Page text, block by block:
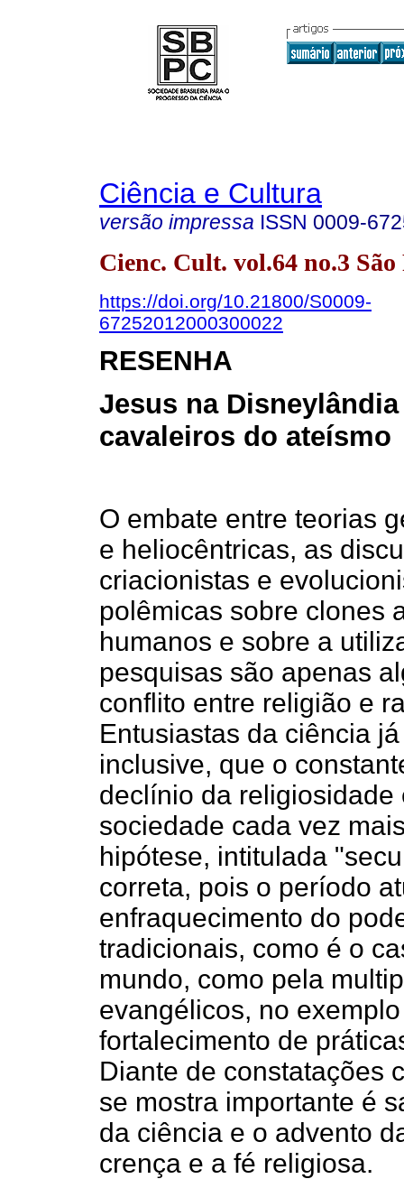
Ciência e Cultura
versão impressa ISSN 0009-
Cienc. Cult. vol.64 no.3
https://doi.org/10.21800/S0009-
67252012000300022
RESENHA
Jesus na
cavaleiros do ateísmo
O embate entre teorias
e heliocêntricas, as
criacionistas e
polêmicas sobre clones
humanos e sobre a
pesquisas são apenas
conflito entre religião e
Entusiastas da ciência
inclusive, que o
declínio da
sociedade cada vez
hipótese, intitulada
correta, pois o período
enfraquecimento do
tradicionais, como é o
mundo, como pela
evangélicos, no
fortalecimento de
Diante de constatações
se mostra importante é
da ciência e o advento
crença e a fé religiosa.